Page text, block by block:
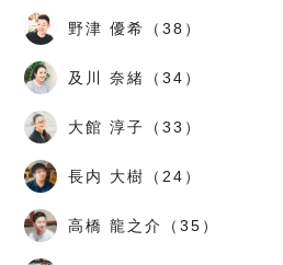
野津 優希（38）
及川 奈緒（34）
大館 淳子（33）
長内 大樹（24）
高橋 龍之介（35）